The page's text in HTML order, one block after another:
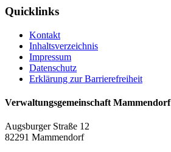
Quicklinks
Kontakt
Inhaltsverzeichnis
Impressum
Datenschutz
Erklärung zur Barrierefreiheit
Verwaltungsgemeinschaft Mammendorf
Augsburger Straße 12
82291 Mammendorf